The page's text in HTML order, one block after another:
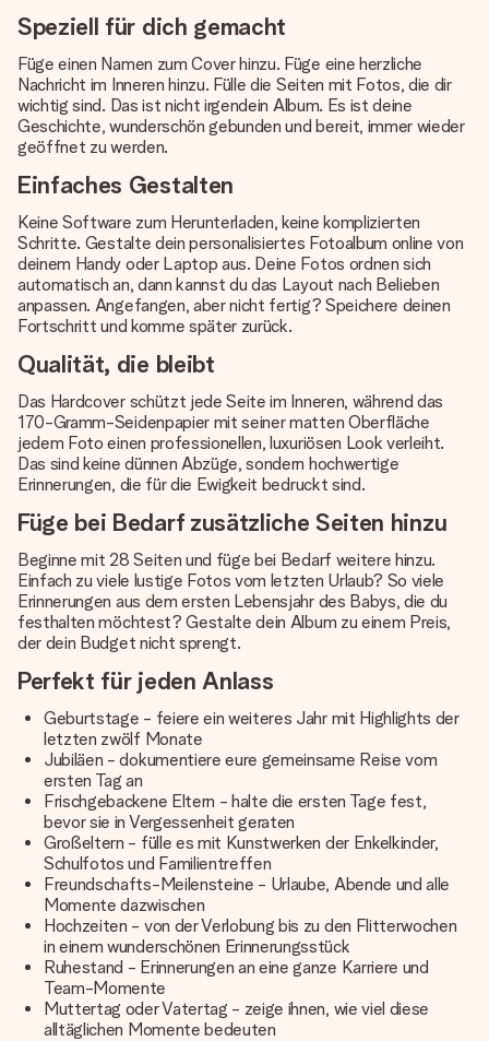
Speziell für dich gemacht
Füge einen Namen zum Cover hinzu. Füge eine herzliche
Nachricht im Inneren hinzu. Fülle die Seiten mit Fotos, die dir
wichtig sind. Das ist nicht irgendein Album. Es ist deine
Geschichte, wunderschön gebunden und bereit, immer wieder
geöffnet zu werden.
Einfaches Gestalten
Keine Software zum Herunterladen, keine komplizierten
Schritte. Gestalte dein personalisiertes Fotoalbum online von
deinem Handy oder Laptop aus. Deine Fotos ordnen sich
automatisch an, dann kannst du das Layout nach Belieben
anpassen. Angefangen, aber nicht fertig? Speichere deinen
Fortschritt und komme später zurück.
Qualität, die bleibt
Das Hardcover schützt jede Seite im Inneren, während das
170-Gramm-Seidenpapier mit seiner matten Oberfläche
jedem Foto einen professionellen, luxuriösen Look verleiht.
Das sind keine dünnen Abzüge, sondern hochwertige
Erinnerungen, die für die Ewigkeit bedruckt sind.
Füge bei Bedarf zusätzliche Seiten hinzu
Beginne mit 28 Seiten und füge bei Bedarf weitere hinzu.
Einfach zu viele lustige Fotos vom letzten Urlaub? So viele
Erinnerungen aus dem ersten Lebensjahr des Babys, die du
festhalten möchtest? Gestalte dein Album zu einem Preis,
der dein Budget nicht sprengt.
Perfekt für jeden Anlass
Geburtstage - feiere ein weiteres Jahr mit Highlights der
letzten zwölf Monate
Jubiläen - dokumentiere eure gemeinsame Reise vom
ersten Tag an
Frischgebackene Eltern - halte die ersten Tage fest,
bevor sie in Vergessenheit geraten
Großeltern - fülle es mit Kunstwerken der Enkelkinder,
Schulfotos und Familientreffen
Freundschafts-Meilensteine - Urlaube, Abende und alle
Momente dazwischen
Hochzeiten - von der Verlobung bis zu den Flitterwochen
in einem wunderschönen Erinnerungsstück
Ruhestand - Erinnerungen an eine ganze Karriere und
Team-Momente
Muttertag oder Vatertag - zeige ihnen, wie viel diese
alltäglichen Momente bedeuten